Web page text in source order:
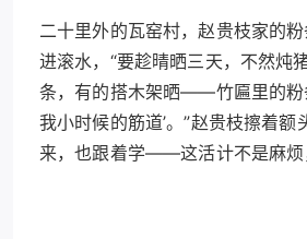
二十里外的瓦窑村，赵贵枝家的
进滚水，“要趁晴晒三天，不然炖
条，有的搭木架晒——竹匾里的粉
我小时候的筋道’。”赵贵枝擦着
来，也跟着学——这活计不是麻烦